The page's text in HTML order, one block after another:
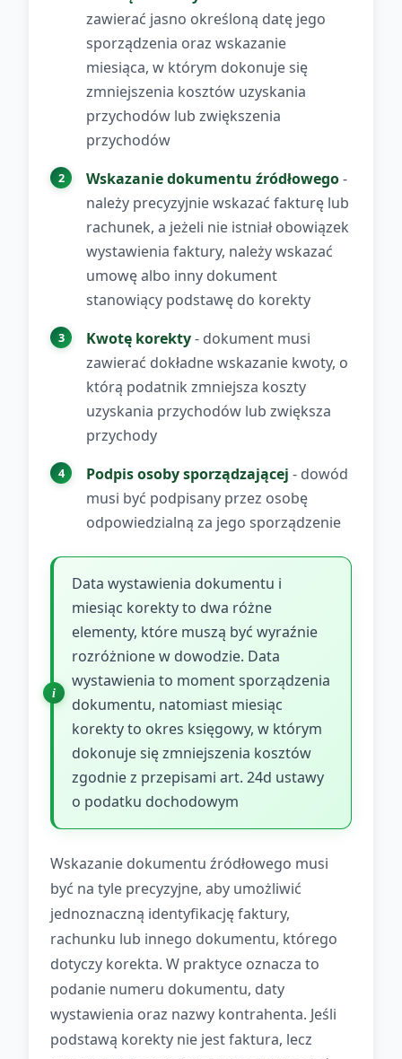
zawierać jasno określoną datę jego
sporządzenia oraz wskazanie
miesiąca, w którym dokonuje się
zmniejszenia kosztów uzyskania
przychodów lub zwiększenia
przychodów
Wskazanie dokumentu źródłowego-
należy precyzyjnie wskazać fakturę lub
rachunek, a jeżeli nie istniał obowiązek
wystawienia faktury, należy wskazać
umowę albo inny dokument
stanowiący podstawę do korekty
Kwotę korekty- dokument musi
zawierać dokładne wskazanie kwoty, o
którą podatnik zmniejsza koszty
uzyskania przychodów lub zwiększa
przychody
Podpis osoby sporządzającej - dowód
musi być podpisany przez osobę
odpowiedzialną za jego sporządzenie
Data wystawienia dokumentu i
miesiąc korekty to dwa różne
elementy, które muszą być wyraźnie
rozróżnione w dowodzie. Data
wystawienia to moment sporządzenia
dokumentu, natomiast miesiąc
korekty to okres księgowy, w którym
dokonuje się zmniejszenia kosztów
zgodnie z przepisami art. 24d ustawy
o podatku dochodowym
Wskazanie dokumentu źródłowego musi
być na tyle precyzyjne, aby umożliwić
jednoznaczną identyfikację faktury,
rachunku lub innego dokumentu, którego
dotyczy korekta. W praktyce oznacza to
podanie numeru dokumentu, daty
wystawienia oraz nazwy kontrahenta. Jeśli
podstawą korekty nie jest faktura, lecz